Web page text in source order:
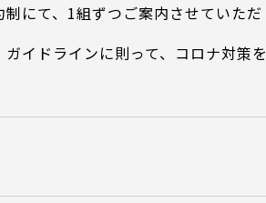
にて、1組ずつご案内させていただ
イドラインに則って、コロナ対策を